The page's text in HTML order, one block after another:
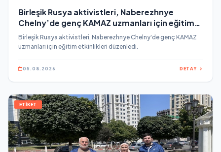
Birleşik Rusya aktivistleri, Naberezhnye
Chelny’de genç KAMAZ uzmanları için eğitim
etkinlikleri düzenledi
Birleşik Rusya aktivistleri, Naberezhnye Chelny'de genç KAMAZ
uzmanları için eğitim etkinlikleri düzenledi.
05.08.2026 DETAY
ETİKET